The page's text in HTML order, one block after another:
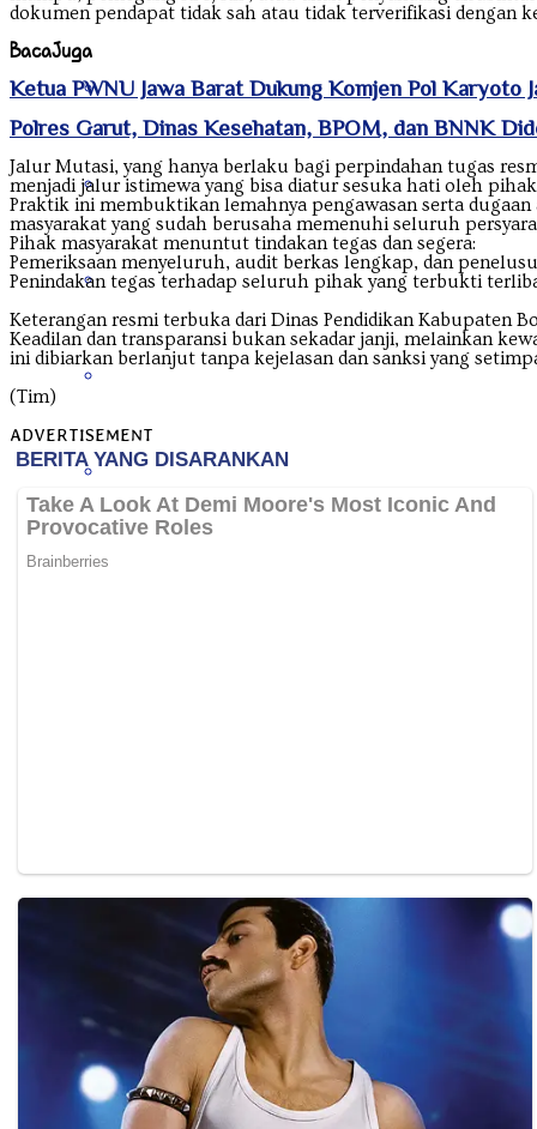
Nanggroe Aceh Darussalam
Nusa Tenggara Barat
Nusa Tenggara Timur
Papua Barat
Papua Pegunungan
Sulawesi Barat
Sulawesi Selatan
dokumen pendapat tidak sah atau tidak terverifikasi dengan
BacaJuga
Ketua PWNU Jawa Barat Dukung Komjen Pol Karyoto
‎Polres Garut, Dinas Kesehatan, BPOM, dan BNNK
Jalur Mutasi, yang hanya berlaku bagi perpindahan tugas
menjadi jalur istimewa yang bisa diatur sesuka hati oleh
Praktik ini membuktikan lemahnya pengawasan serta
masyarakat yang sudah berusaha memenuhi seluruh
Pihak masyarakat menuntut tindakan tegas dan segera:
Pemeriksaan menyeluruh, audit berkas lengkap, dan
Penindakan tegas terhadap seluruh pihak yang terbukti
Keterangan resmi terbuka dari Dinas Pendidikan Kabupaten
Keadilan dan transparansi bukan sekadar janji, melainkan
ini dibiarkan berlanjut tanpa kejelasan dan sanksi yang
(Tim)
ADVERTISEMENT